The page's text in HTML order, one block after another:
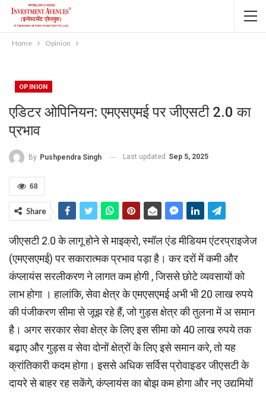
Home Opinion
OPINION
एडिटर ओपिनियन: एमएसएमई पर जीएसटी 2.0 का
प्रभाव
By Pushpendra Singh Last updated Sep 5, 2025
68
Share
जीएसटी 2.0 के लागू होने से माइक्रो, स्मॉल एंड मीडियम एंटरप्राइजेज
(एमएसएमई) पर सकारात्मक प्रभाव पड़ा है। कर दरों में कमी और
कंप्लायंस सरलीकरण ने लागत कम होगी , जिससे छोटे व्यवसायों को
लाभ होगा । हालांकि, सेवा क्षेत्र के एमएसएमई अभी भी 20 लाख रुपये
की पंजीकरण सीमा से जूझ रहे हैं, जो गुड्स क्षेत्र की तुलना में अ समान
है। अगर सरकार सेवा क्षेत्र के लिए इस सीमा को 40 लाख रुपये तक
बढ़ाए और गुड्स व सेवा दोनों क्षेत्रों के लिए इसे समान करे, तो यह
क्रांतिकारी कदम होगा। इससे अधिक सर्विस प्रोवाइडर जीएसटी के
दायरे से बाहर रह सकेंगे, कंप्लायंस का बोझ कम होगा और नए उद्यमियों